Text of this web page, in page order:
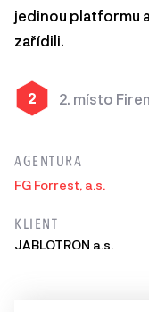
jedinou platformu
zařídili.
2 2. místo
AGENTURA
FG Forrest, a.s.
KLIENT
JABLOTRON a.s.